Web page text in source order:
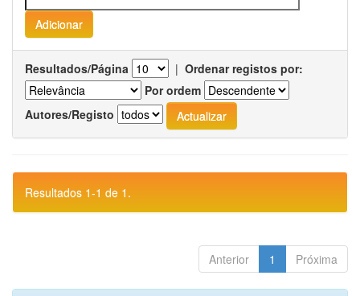
Resultados/Página | Ordenar registos por:
Por ordem
Autores/Registo
Resultados 1-1 de 1.
Anterior 1 Próxima